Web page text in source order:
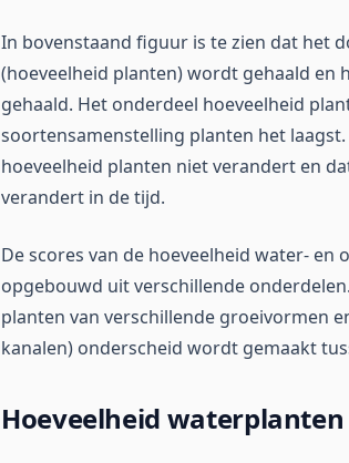
In bovenstaand figuur is te zien dat het
(hoeveelheid planten) wordt gehaald
gehaald. Het onderdeel hoeveelheid
soortensamenstelling planten het
hoeveelheid planten niet verandert en
verandert in de tijd.
De scores van de hoeveelheid water-
opgebouwd uit verschillende
planten van verschillende groeivormen
kanalen) onderscheid wordt gemaakt
Hoeveelheid